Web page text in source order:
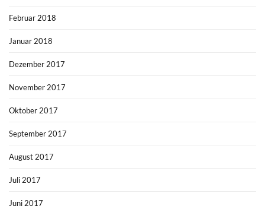
Februar 2018
Januar 2018
Dezember 2017
November 2017
Oktober 2017
September 2017
August 2017
Juli 2017
Juni 2017